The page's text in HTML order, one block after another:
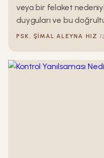
veya bir felaket
duyguları ve bu
söylenebilir. Peki
Aile bireylerinde
evlat edinme, bakım
PSK. ŞIMAL ALEYNA HIZ